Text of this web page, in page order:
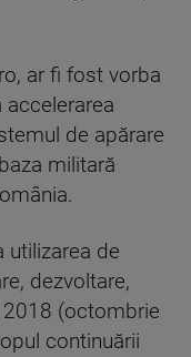
ar fi fost vorba
de apărare
militară
utilizarea de
dezvoltare,
2018 (octombrie
continuării